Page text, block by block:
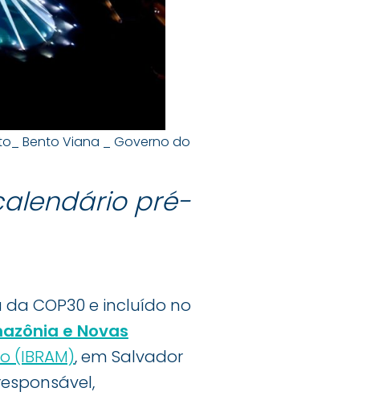
Bento Viana _ Governo do
pré-
COP30 e incluído no
e Novas
(IBRAM), em Salvador